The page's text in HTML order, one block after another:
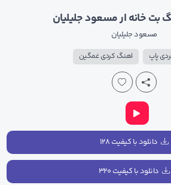
بت خانه ار مسعود جلیلیان
مسعود جلیلیان
پاپ اهنگ کردی غمگین
دانلود با کیفیت ۱۲۸
دانلود با کیفیت ۳۲۰